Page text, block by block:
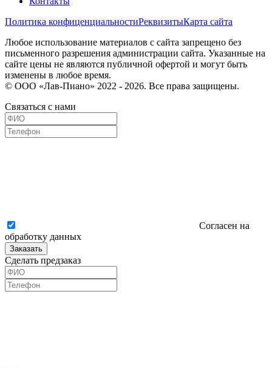
Политика конфиценциальностиРеквизитыКарта сайта
Любое использование материалов с сайта запрещено без
письменного разрешения администрации сайта. Указанные на
сайте цены не являются публичной офертой и могут быть
изменены в любое время.
© ООО «Лав-Пиано» 2022 - 2026. Все права защищены.
Связаться с нами
Согласен на
обработку данных
Заказать
Сделать предзаказ